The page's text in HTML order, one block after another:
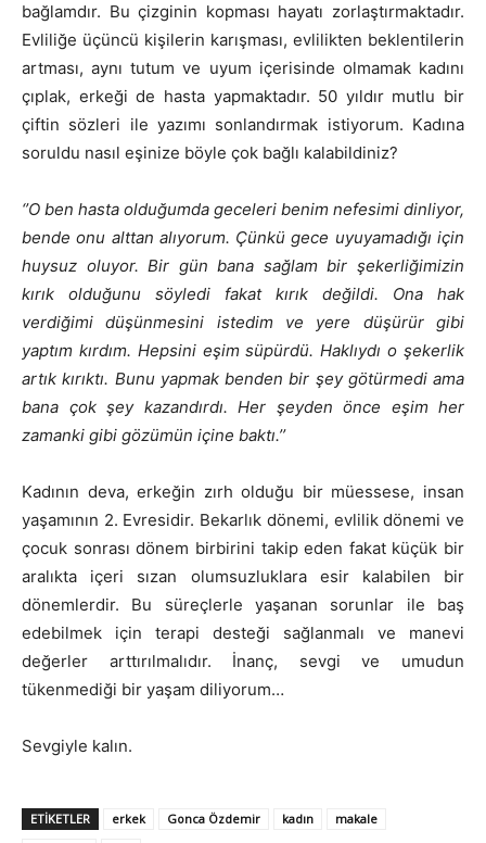
bağlamdır. Bu çizginin kopması hayatı zorlaştırmaktadır.
Evliliğe üçüncü kişilerin karışması, evlilikten beklentilerin
artması, aynı tutum ve uyum içerisinde olmamak kadını
çıplak, erkeği de hasta yapmaktadır. 50 yıldır mutlu bir
çiftin sözleri ile yazımı sonlandırmak istiyorum. Kadına
soruldu nasıl eşinize böyle çok bağlı kalabildiniz?
‘’O ben hasta olduğumda geceleri benim nefesimi dinliyor,
bende onu alttan alıyorum. Çünkü gece uyuyamadığı için
huysuz oluyor. Bir gün bana sağlam bir şekerliğimizin
kırık olduğunu söyledi fakat kırık değildi. Ona hak
verdiğimi düşünmesini istedim ve yere düşürür gibi
yaptım kırdım. Hepsini eşim süpürdü. Haklıydı o şekerlik
artık kırıktı. Bunu yapmak benden bir şey götürmedi ama
bana çok şey kazandırdı. Her şeyden önce eşim her
zamanki gibi gözümün içine baktı.’’
Kadının deva, erkeğin zırh olduğu bir müessese, insan
yaşamının 2. Evresidir. Bekarlık dönemi, evlilik dönemi ve
çocuk sonrası dönem birbirini takip eden fakat küçük bir
aralıkta içeri sızan olumsuzluklara esir kalabilen bir
dönemlerdir. Bu süreçlerle yaşanan sorunlar ile baş
edebilmek için terapi desteği sağlanmalı ve manevi
değerler arttırılmalıdır. İnanç, sevgi ve umudun
tükenmediği bir yaşam diliyorum…
Sevgiyle kalın.
ETIKETLER erkek Gonca Özdemir kadın
makale